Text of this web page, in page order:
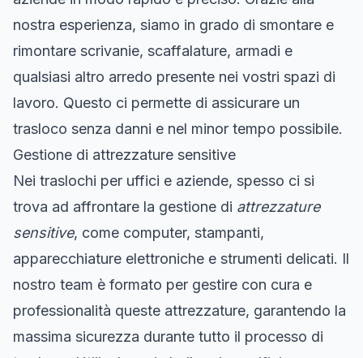
nostra esperienza, siamo in grado di smontare e
rimontare scrivanie, scaffalature, armadi e
qualsiasi altro arredo presente nei vostri spazi di
lavoro. Questo ci permette di assicurare un
trasloco senza danni e nel minor tempo possibile.
Gestione di attrezzature sensitive
Nei traslochi per uffici e aziende, spesso ci si
trova ad affrontare la gestione di attrezzature
sensitive, come computer, stampanti,
apparecchiature elettroniche e strumenti delicati. Il
nostro team è formato per gestire con cura e
professionalità queste attrezzature, garantendo la
massima sicurezza durante tutto il processo di